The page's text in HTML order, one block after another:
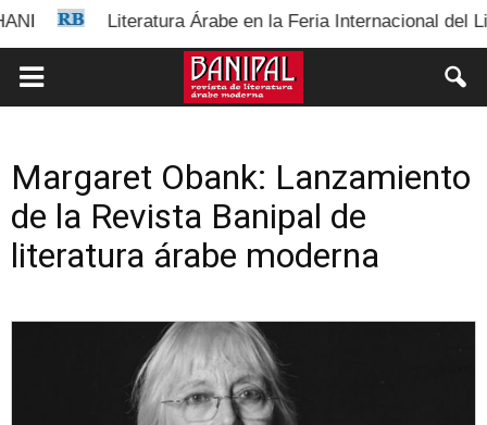
Literatura Árabe en la Feria Internacional del
Margaret Obank: Lanzamiento
de la Revista Banipal de
literatura árabe moderna